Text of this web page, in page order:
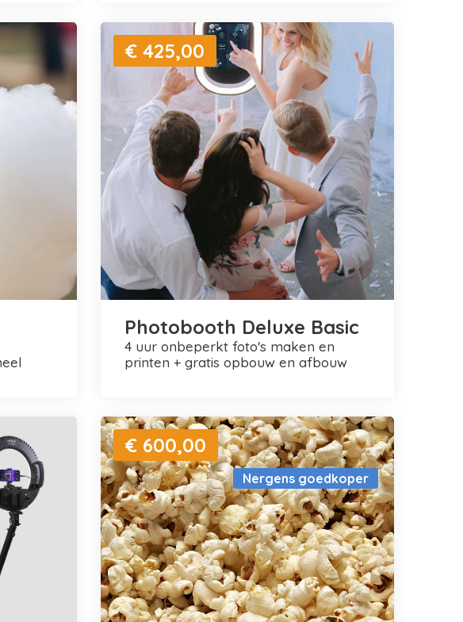
€ 425,00
Photobooth Deluxe Basic
4 uur onbeperkt foto's maken en
printen + gratis opbouw en afbouw
Nergens goedkoper
€ 600,00